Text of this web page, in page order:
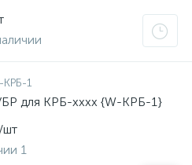
КРБ-1
для КРБ-хххх {W-КРБ-1}
/шт
1